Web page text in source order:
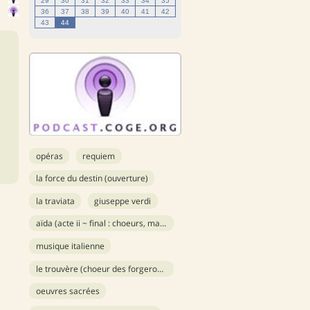
36
37 38 39 40 41
42
43
44
opéras requiem
la force du destin (ouverture)
la traviata giuseppe verdi
aïda (acte ii ~ final : choeurs, marche et ballet)
musique italienne
le trouvère (choeur des forgerons)
oeuvres sacrées